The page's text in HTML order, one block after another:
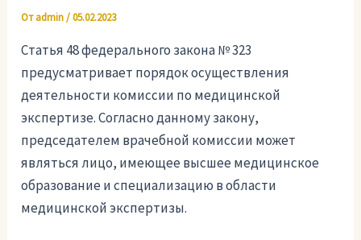
Отadmin/05.02.2023
Статья 48 федерального закона № 323
предусматривает порядок осуществления
деятельности комиссии по медицинской
экспертизе. Согласно данному закону,
председателем врачебной комиссии может
являться лицо, имеющее высшее медицинское
образование и специализацию в области
медицинской экспертизы.